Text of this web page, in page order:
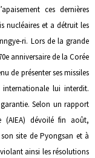
ces dernières
nucléaires et a détruit les
ri. Lors de la grande
anniversaire de la Corée
de présenter ses missiles
lui interdit.
Selon un rapport
(AIEA) dévoilé fin août,
site de Pyongsan et à
ainsi les résolutions